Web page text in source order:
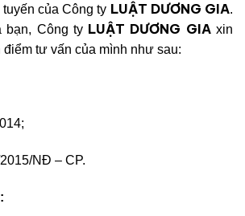
của Công ty LUẬT DƯƠNG GIA.
bạn, Công ty LUẬT DƯƠNG GIAxin
tư vấn của mình như sau:
NĐ – CP.